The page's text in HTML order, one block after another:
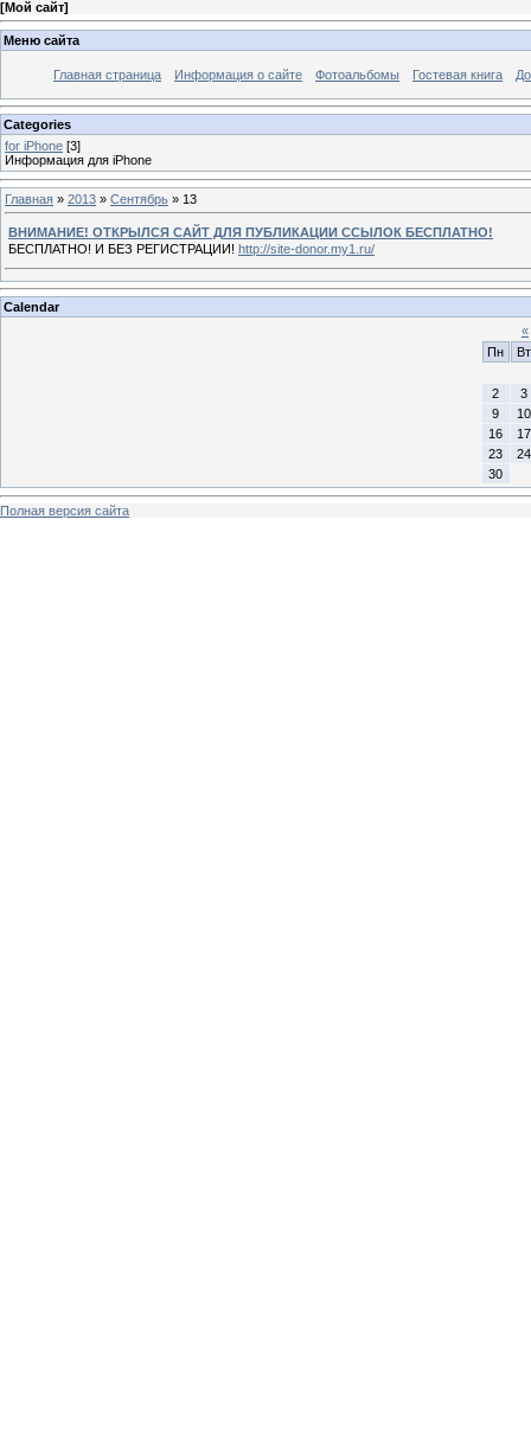
[Мой сайт]
Меню сайта
Главная страница Информация о сайте Фотоальбомы Гостевая книга
Categories
for iPhone [3]
Информация для iPhone
Главная » 2013 » Сентябрь » 13
ВНИМАНИЕ! ОТКРЫЛСЯ САЙТ ДЛЯ ПУБЛИКАЦИИ ССЫЛОК БЕСПЛАТНО!
БЕСПЛАТНО! И БЕЗ РЕГИСТРАЦИИ! http://site-donor.my1.ru/
Calendar
«
Пн
Вт
2
3
9
10
16
17
23
24
30
Полная версия сайта